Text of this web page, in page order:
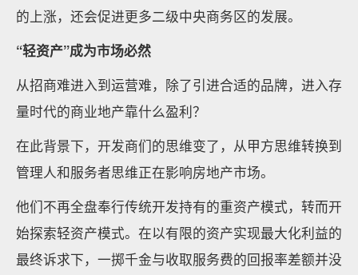
的上涨，还会促进更多二级中央商务区的发展。
“轻资产”成为市场必然
从招商难进入到运营难，除了引进合适的品牌，进入存
量时代的商业地产靠什么盈利？
在此背景下，开发商们的思维变了，从甲方思维转换到
管理人和服务者思维正在影响房地产市场。
他们不再全盘奉行传统开发持有的重资产模式，转而开
始探索轻资产模式。在以有限的资产实现最大化利益的
最终诉求下，一掷千金与收取服务费的回报率差额并没